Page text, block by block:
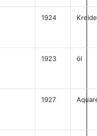
1924 Kreide
1923 öl
1927